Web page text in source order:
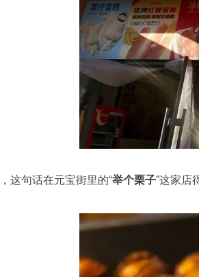
这句话在元宝街里的“举个栗子”这家店